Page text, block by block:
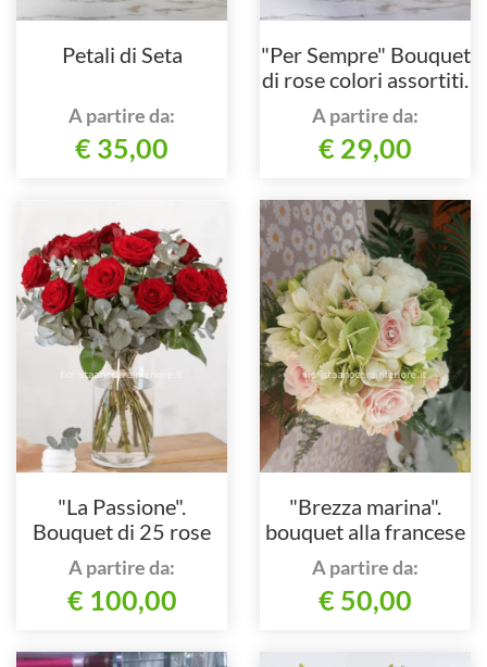
Petali di Seta
A partire da:
€ 35,00
"Per Sempre" Bouquet
di rose colori assortiti.
A partire da:
€ 29,00
"La Passione".
Bouquet di 25 rose
rosse confezionato.
A partire da:
€ 100,00
"Brezza marina".
bouquet alla francese
circolare con rose e
ortensie.
A partire da:
€ 50,00